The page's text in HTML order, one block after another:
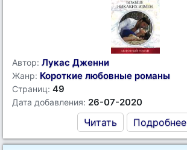
Автор: Лукас Дженни
Жанр: Короткие любовные романы
Страниц: 49
Дата добавления: 26-07-2020
Читать Подробнее